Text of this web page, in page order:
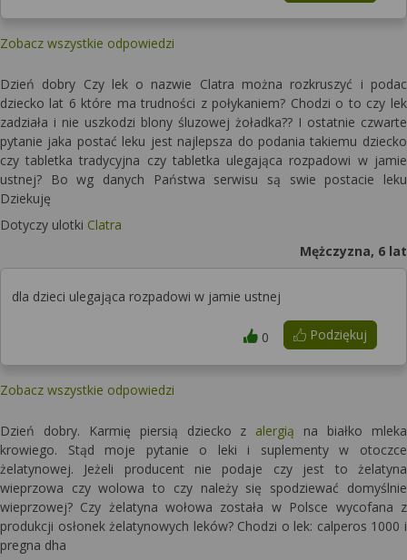
Zobacz wszystkie odpowiedzi
Dzień dobry Czy lek o nazwie Clatra można rozkruszyć i podac
dziecko lat 6 które ma trudności z połykaniem? Chodzi o to czy lek
zadziała i nie uszkodzi blony śluzowej żoładka?? I ostatnie czwarte
pytanie jaka postać leku jest najlepsza do podania takiemu dziecko
czy tabletka tradycyjna czy tabletka ulegająca rozpadowi w jamie
ustnej? Bo wg danych Państwa serwisu są swie postacie leku
Dziekuję
Dotyczy ulotki Clatra
Mężczyzna, 6 lat
dla dzieci ulegająca rozpadowi w jamie ustnej
Podziękuj
0
Zobacz wszystkie odpowiedzi
Dzień dobry. Karmię piersią dziecko z alergią na białko mleka
krowiego. Stąd moje pytanie o leki i suplementy w otoczce
żelatynowej. Jeżeli producent nie podaje czy jest to żelatyna
wieprzowa czy wolowa to czy należy się spodziewać domyślnie
wieprzowej? Czy żelatyna wołowa została w Polsce wycofana z
produkcji osłonek żelatynowych leków? Chodzi o lek: calperos 1000 i
pregna dha